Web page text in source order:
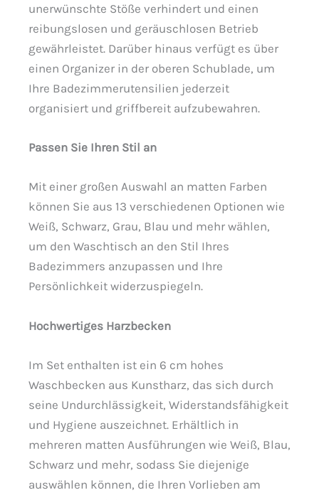
unerwünschte Stöße verhindert und einen
reibungslosen und geräuschlosen Betrieb
gewährleistet. Darüber hinaus verfügt es über
einen Organizer in der oberen Schublade, um
Ihre Badezimmerutensilien jederzeit
organisiert und griffbereit aufzubewahren.
Passen Sie Ihren Stil an
Mit einer großen Auswahl an matten Farben
können Sie aus 13 verschiedenen Optionen wie
Weiß, Schwarz, Grau, Blau und mehr wählen,
um den Waschtisch an den Stil Ihres
Badezimmers anzupassen und Ihre
Persönlichkeit widerzuspiegeln.
Hochwertiges Harzbecken
Im Set enthalten ist ein 6 cm hohes
Waschbecken aus Kunstharz, das sich durch
seine Undurchlässigkeit, Widerstandsfähigkeit
und Hygiene auszeichnet. Erhältlich in
mehreren matten Ausführungen wie Weiß, Blau,
Schwarz und mehr, sodass Sie diejenige
auswählen können, die Ihren Vorlieben am